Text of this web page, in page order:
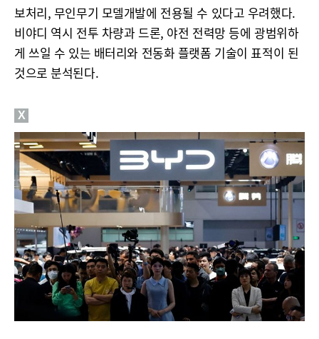
보처리, 무인무기 모델개발에 전용될 수 있다고 우려했다.
비야디 역시 전투 차량과 드론, 야전 전력망 등에 광범위하
게 쓰일 수 있는 배터리와 전동화 플랫폼 기술이 표적이 된
것으로 분석된다.
X